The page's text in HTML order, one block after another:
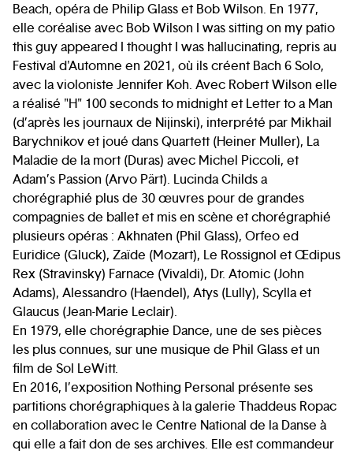
Beach, opéra de Philip Glass et Bob Wilson. En 1977,
elle coréalise avec Bob Wilson I was sitting on my patio
this guy appeared I thought I was hallucinating, repris au
Festival d'Automne en 2021, où ils créent Bach 6 Solo,
avec la violoniste Jennifer Koh. Avec Robert Wilson elle
a réalisé "H" 100 seconds to midnight et Letter to a Man
(d’après les journaux de Nijinski), interprété par Mikhail
Barychnikov et joué dans Quartett (Heiner Muller), La
Maladie de la mort (Duras) avec Michel Piccoli, et
Adam’s Passion (Arvo Pärt). Lucinda Childs a
chorégraphié plus de 30 œuvres pour de grandes
compagnies de ballet et mis en scène et chorégraphié
plusieurs opéras : Akhnaten (Phil Glass), Orfeo ed
Euridice (Gluck), Zaïde (Mozart), Le Rossignol et Œdipus
Rex (Stravinsky) Farnace (Vivaldi), Dr. Atomic (John
Adams), Alessandro (Haendel), Atys (Lully), Scylla et
Glaucus (Jean-Marie Leclair).
En 1979, elle chorégraphie Dance, une de ses pièces
les plus connues, sur une musique de Phil Glass et un
film de Sol LeWitt.
En 2016, l’exposition Nothing Personal présente ses
partitions chorégraphiques à la galerie Thaddeus Ropac
en collaboration avec le Centre National de la Danse à
qui elle a fait don de ses archives. Elle est commandeur